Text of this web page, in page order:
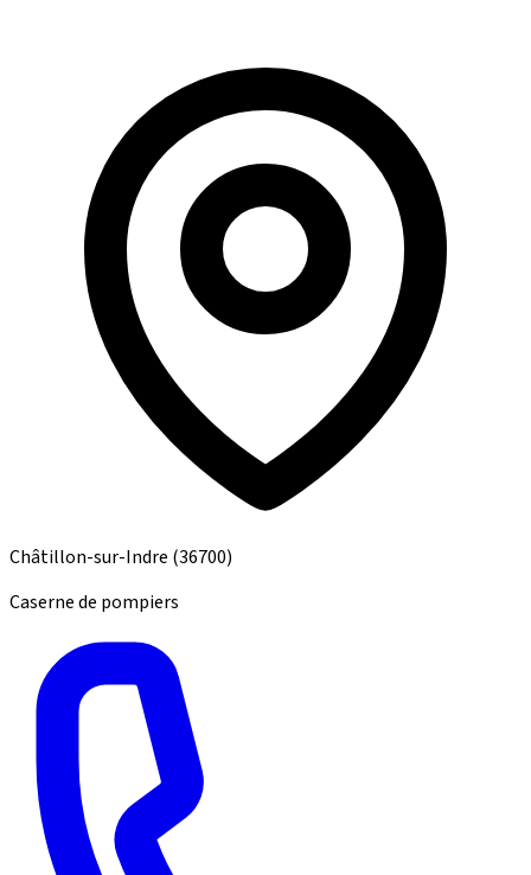
Châtillon-sur-Indre (36700)
Caserne de pompiers